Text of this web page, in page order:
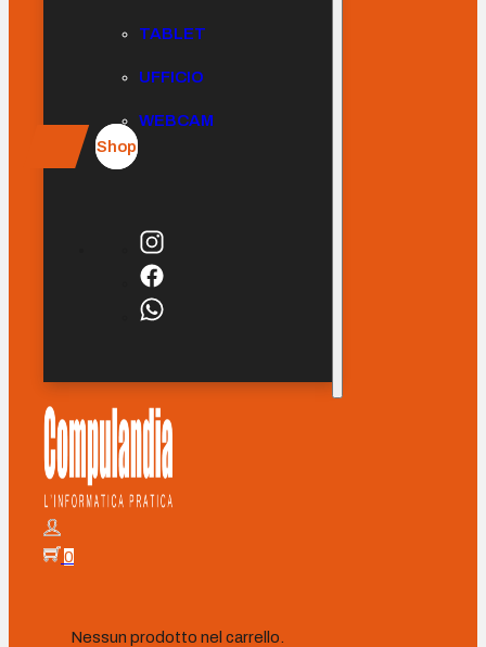
TABLET
UFFICIO
WEBCAM
Shop
0
Nessun prodotto nel carrello.